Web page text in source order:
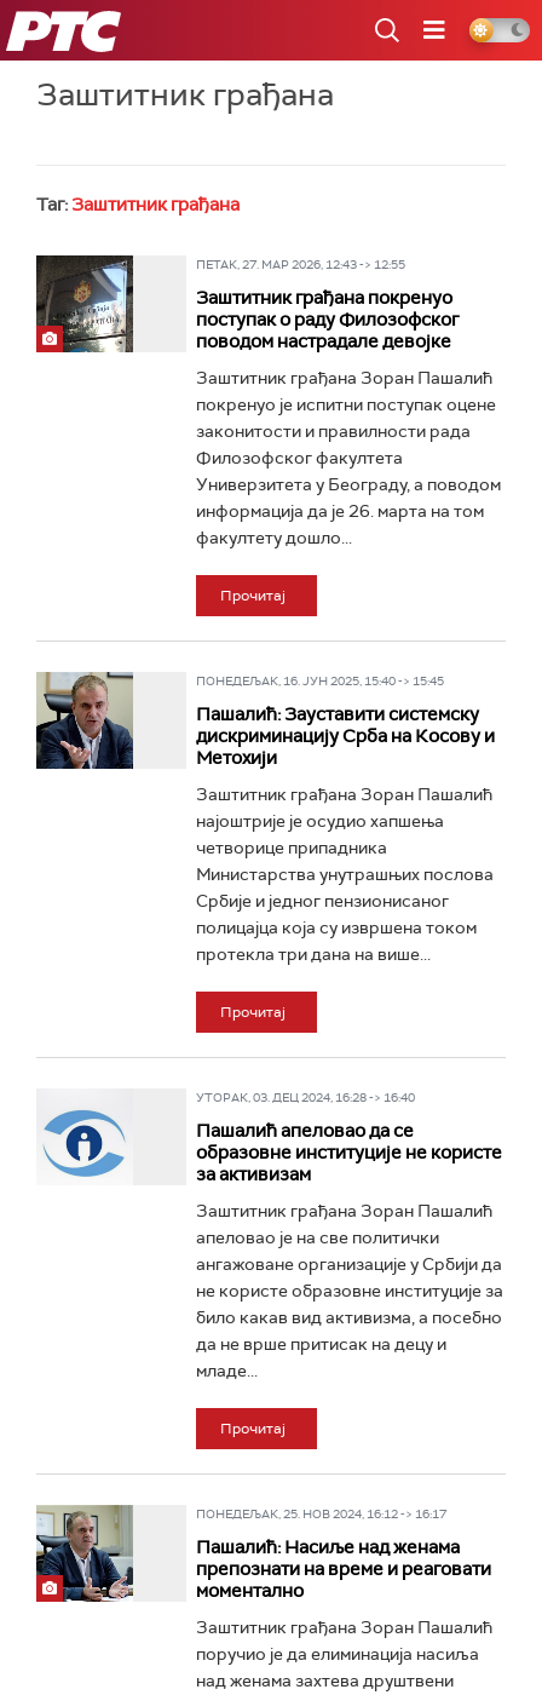
РТС
Заштитник грађана
Таг: Заштитник грађана
ПЕТАК, 27. МАР 2026, 12:43 -> 12:55
Заштитник грађана покренуо
поступак о раду Филозофског
поводом настрадале девојке
Заштитник грађана Зоран Пашалић
покренуо је испитни поступак оцене
законитости и правилности рада
Филозофског факултета
Универзитета у Београду, а поводом
информација да је 26. марта на том
факултету дошло...
Прочитај
ПОНЕДЕЉАК, 16. ЈУН 2025, 15:40 -> 15:45
Пашалић: Зауставити системску
дискриминацију Срба на Косову и
Метохији
Заштитник грађана Зоран Пашалић
најоштрије је осудио хапшења
четворице припадника
Министарства унутрашњих послова
Србије и једног пензионисаног
полицајца која су извршена током
протекла три дана на више...
Прочитај
УТОРАК, 03. ДЕЦ 2024, 16:28 -> 16:40
Пашалић апеловао да се
образовне институције не користе
за активизам
Заштитник грађана Зоран Пашалић
апеловао је на све политички
ангажоване организације у Србији да
не користе образовне институције за
било какав вид активизма, а посебно
да не врше притисак на децу и
младе...
Прочитај
ПОНЕДЕЉАК, 25. НОВ 2024, 16:12 -> 16:17
Пашалић: Насиље над женама
препознати на време и реаговати
моментално
Заштитник грађана Зоран Пашалић
поручио је да елиминација насиља
над женама захтева друштвени